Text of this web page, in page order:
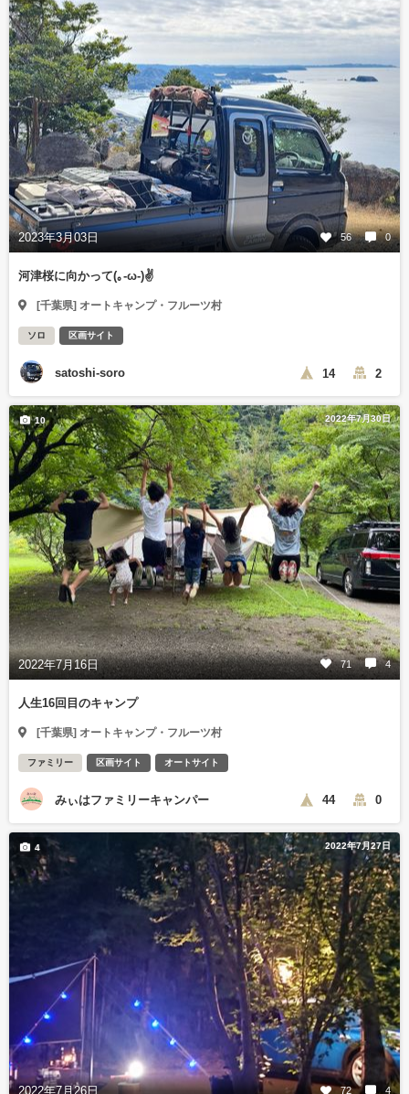
2023年3月03日 56 0
河津桜に向かって(｡-ω-)✌
[千葉県] オートキャンプ・フルーツ村
ソロ 区画サイト
satoshi-soro 14 2
2022年7月30日
2022年7月16日 71 4
10
人生16回目のキャンプ
[千葉県] オートキャンプ・フルーツ村
ファミリー 区画サイト オートサイト
みぃはファミリーキャンパー 44 0
2022年7月27日
2022年7月26日 72 4
4